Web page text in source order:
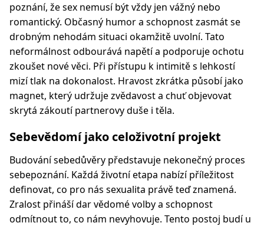
poznání, že sex nemusí být vždy jen vážný nebo
romantický. Občasný humor a schopnost zasmát se
drobným nehodám situaci okamžitě uvolní. Tato
neformálnost odbourává napětí a podporuje ochotu
zkoušet nové věci. Při přístupu k intimitě s lehkostí
mizí tlak na dokonalost. Hravost zkrátka působí jako
magnet, který udržuje zvědavost a chuť objevovat
skrytá zákoutí partnerovy duše i těla.
Sebevědomí jako celoživotní projekt
Budování sebedůvěry představuje nekonečný proces
sebepoznání. Každá životní etapa nabízí příležitost
definovat, co pro nás sexualita právě teď znamená.
Zralost přináší dar vědomé volby a schopnost
odmítnout to, co nám nevyhovuje. Tento postoj budí u